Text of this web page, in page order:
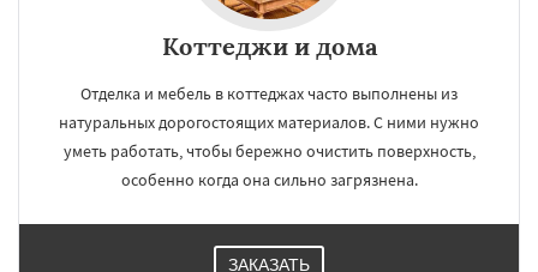
Коттеджи и дома
Отделка и мебель в коттеджах часто выполнены из
натуральных дорогостоящих материалов. С ними нужно
уметь работать, чтобы бережно очистить поверхность,
особенно когда она сильно загрязнена.
ЗАКАЗАТЬ